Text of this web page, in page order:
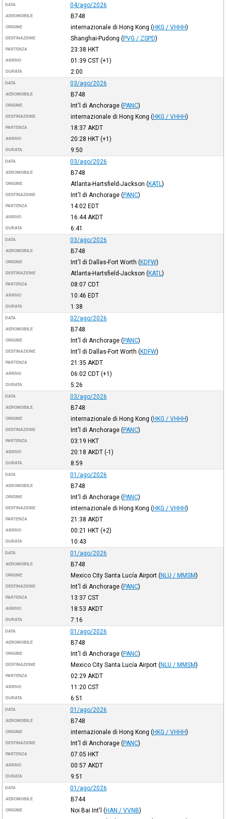
DATA 04/ago/2026
AEROMOBILE B748
ORIGINE internazionale di Hong Kong (HKG / VHHH)
DESTINAZIONE Shanghai-Pudong (PVG / ZSPD)
PARTENZA 23:38 HKT
ARRIVO 01:39 CST(+1)
DURATA 2:00
DATA 03/ago/2026
AEROMOBILE B748
ORIGINE Int'l di Anchorage (PANC)
DESTINAZIONE internazionale di Hong Kong (HKG / VHHH)
PARTENZA 18:37 AKDT
ARRIVO 20:28 HKT(+1)
DURATA 9:50
DATA 03/ago/2026
AEROMOBILE B748
ORIGINE Atlanta-Hartsfield-Jackson (KATL )
DESTINAZIONE Int'l di Anchorage (PANC)
PARTENZA 14:02 EDT
ARRIVO 16:44 AKDT
DURATA 6:41
DATA 03/ago/2026
AEROMOBILE B748
ORIGINE Int'l di Dallas-Fort Worth (KDFW)
DESTINAZIONE Atlanta-Hartsfield-Jackson (KATL )
PARTENZA 08:07 CDT
ARRIVO 10:46 EDT
DURATA 1:38
DATA 02/ago/2026
AEROMOBILE B748
ORIGINE Int'l di Anchorage (PANC)
DESTINAZIONE Int'l di Dallas-Fort Worth (KDFW)
PARTENZA 21:35 AKDT
ARRIVO 06:02 CDT(+1)
DURATA 5:26
DATA 03/ago/2026
AEROMOBILE B748
ORIGINE internazionale di Hong Kong (HKG / VHHH)
DESTINAZIONE Int'l di Anchorage (PANC)
PARTENZA 03:19 HKT
ARRIVO 20:18 AKDT(-1)
DURATA 8:59
DATA 01/ago/2026
AEROMOBILE B748
ORIGINE Int'l di Anchorage (PANC)
DESTINAZIONE internazionale di Hong Kong (HKG / VHHH)
PARTENZA 21:38 AKDT
ARRIVO 00:21 HKT(+2)
DURATA 10:43
DATA 01/ago/2026
AEROMOBILE B748
ORIGINE Mexico City Santa Lucía Airport (NLU / MMSM)
DESTINAZIONE Int'l di Anchorage (PANC)
PARTENZA 13:37 CST
ARRIVO 18:53 AKDT
DURATA 7:16
DATA 01/ago/2026
AEROMOBILE B748
ORIGINE Int'l di Anchorage (PANC)
DESTINAZIONE Mexico City Santa Lucía Airport (NLU / MMSM)
PARTENZA 02:29 AKDT
ARRIVO 11:20 CST
DURATA 6:51
DATA 01/ago/2026
AEROMOBILE B748
ORIGINE internazionale di Hong Kong (HKG / VHHH)
DESTINAZIONE Int'l di Anchorage (PANC)
PARTENZA 07:05 HKT
ARRIVO 00:57 AKDT
DURATA 9:51
DATA 01/ago/2026
AEROMOBILE B744
ORIGINE Noi Bai Int'l (HAN / VVNB)